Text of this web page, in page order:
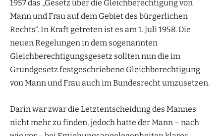
1957 das „Gesetz über die Gleichberechtigung von
Mann und Frau auf dem Gebiet des bürgerlichen
Rechts“. In Kraft getreten ist es am 1. Juli 1958. Die
neuen Regelungen in dem sogenannten
Gleichberechtigungsgesetz sollten nun die im
Grundgesetz festgeschriebene Gleichberechtigung
von Mann und Frau auch im Bundesrecht umzusetzen.
Darin war zwar die Letztentscheidung des Mannes
nicht mehr zu finden, jedoch hatte der Mann – nach